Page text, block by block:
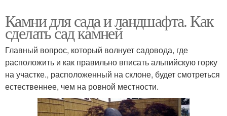
Камни для сада и ландшафта. Как
сделать сад камней
Главный вопрос, который волнует садовода, где
расположить и как правильно вписать альпийскую горку
на участке., расположенный на склоне, будет смотреться
естественнее, чем на ровной местности.